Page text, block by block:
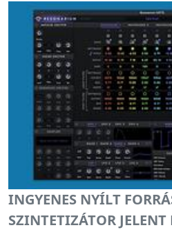
INGYENES NYÍLT
SZINTETIZÁTOR